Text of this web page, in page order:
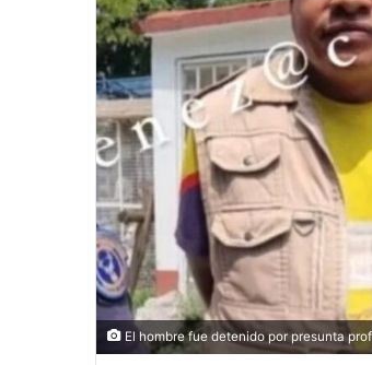
El hombre fue detenido por presunta